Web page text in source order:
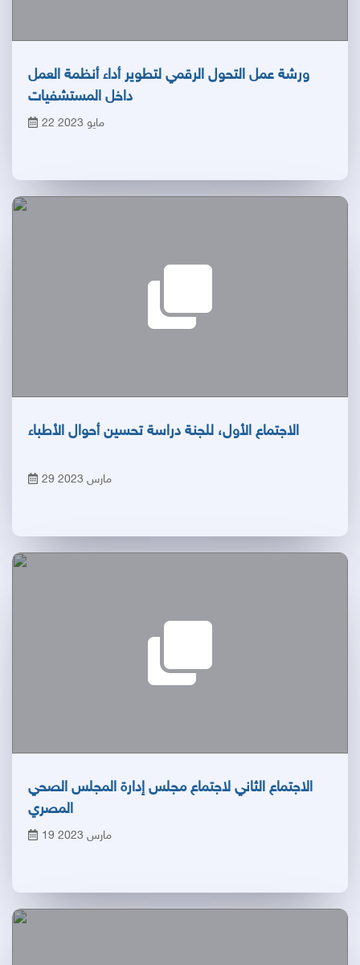
ورشة عمل التحول الرقمي لتطوير أداء أنظمة العمل
داخل المستشفيات
22 مايو 2023
الاجتماع الأول، للجنة دراسة تحسين أحوال الأطباء
29 مارس 2023
الاجتماع الثاني لاجتماع مجلس إدارة المجلس الصحي
المصري
19 مارس 2023